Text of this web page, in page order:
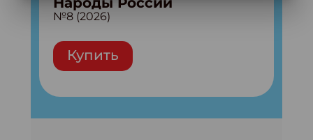
№8 (2026)
Купить